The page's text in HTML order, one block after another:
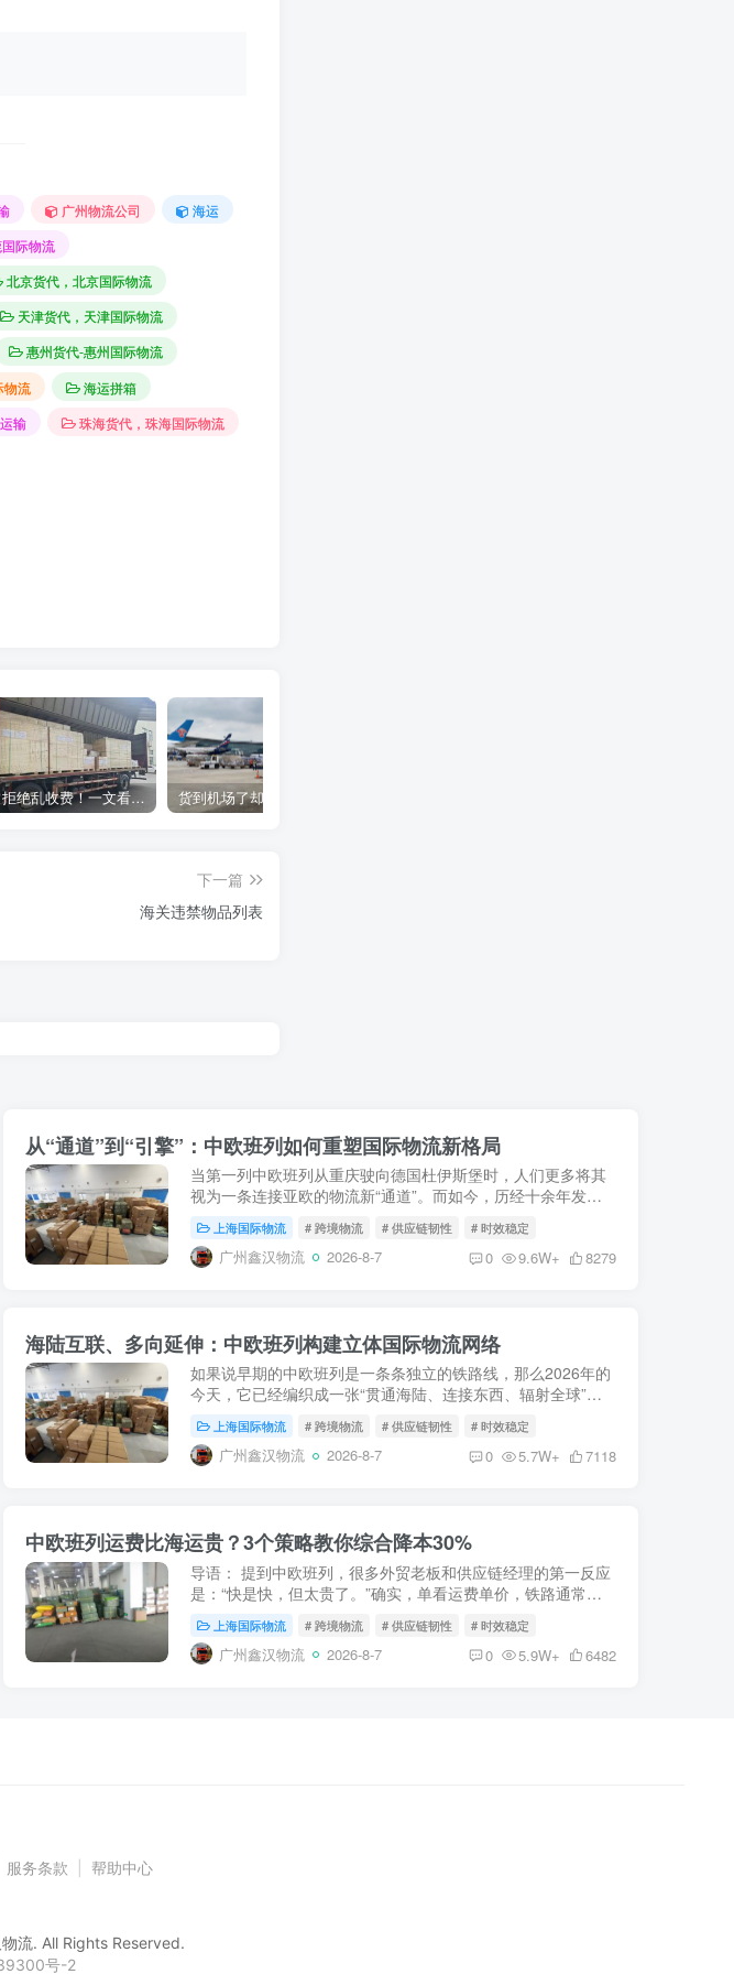
广州物流公司
海运
际物流
北京货代，北京国际物流
天津货代，天津国际物流
惠州货代-惠州国际物流
物流
海运拼箱
输
珠海货代，珠海国际物流
拒绝乱收费！一文看懂中国货代计费套路，教你避开所有隐形坑
下一篇
海关违禁物品列表
从“通道”到“引擎”：中欧班列如何重塑国际物流新格局
当第一列中欧班列从重庆驶向德国杜伊斯堡时，人们更多将其
视为一条连接亚欧的物流新“通道”。而如今，历经十余年发
展，这支“钢铁驼队”已不再仅仅是货物的载体，而是进化为驱
动国际贸易、重构...
上海国际物流 # 跨境物流 # 供应链韧性 # 时效稳定
广州鑫汉物流 2026-8-7 0 9.6W+ 8279
海陆互联、多向延伸：中欧班列构建立体国际物流网络
如果说早期的中欧班列是一条条独立的铁路线，那么2026年的
今天，它已经编织成一张“贯通海陆、连接东西、辐射全球”的
立体物流巨网。这张网，打破了地理阻隔，将遥远的内陆与浩
瀚的海洋紧密缝合...
上海国际物流 # 跨境物流 # 供应链韧性 # 时效稳定
广州鑫汉物流 2026-8-7 0 5.7W+ 7118
中欧班列运费比海运贵？3个策略教你综合降本30%
导语： 提到中欧班列，很多外贸老板和供应链经理的第一反应
是：“快是快，但太贵了。”确实，单看运费单价，铁路通常是
等于“成本低...
上海国际物流 # 跨境物流 # 供应链韧性 # 时效稳定
广州鑫汉物流 2026-8-7 0 5.9W+ 6482
服务条款 帮助中心
流. All Rights Reserved.
号-2